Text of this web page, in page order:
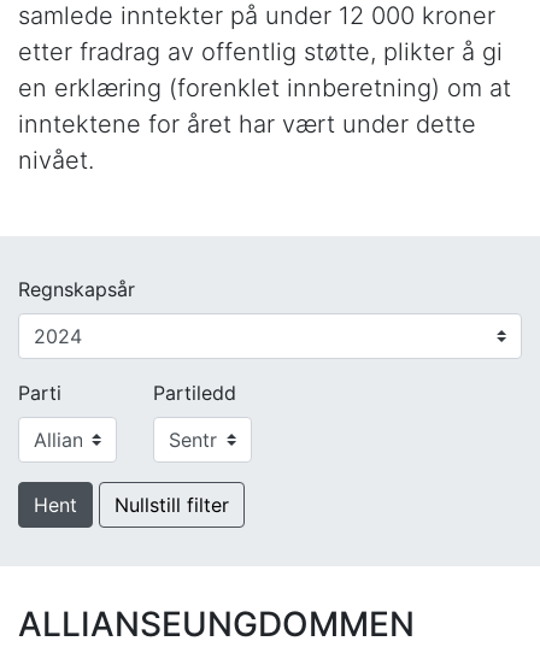
samlede inntekter på under 12 000 kroner
etter fradrag av offentlig støtte, plikter å gi
en erklæring (forenklet innberetning) om at
inntektene for året har vært under dette
nivået.
Regnskapsår
Parti Partiledd
Hent Nullstill filter
ALLIANSEUNGDOMMEN